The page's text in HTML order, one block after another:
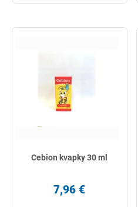
Cebion kvapky 30 ml
7,96 €